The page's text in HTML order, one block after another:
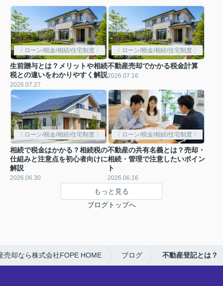
〈 ローン/税金/相続/住宅制度 〉
生前贈与とは？メリットや相続
税との違いをわかりやすく解説
2026.07.27
〈 ローン/税金/相続/住宅制度 〉
不動産売却でかかる税金計算
2026.07.16
〈 ローン/税金/相続/住宅制度 〉
相続で税金はかかる？相続税の
仕組みと注意点を初心者向けに
解説
2026.06.30
〈 ローン/税金/相続/住宅制度 〉
不動産の共有名義とは？売却・
相続・管理で注意したいポイン
ト
2026.06.16
もっと見る
ブログトップへ
売却なら株式会社FOPE HOME ブログ 不動産登記とは？